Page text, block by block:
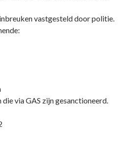
vastgesteld door politie.
via GAS zijn gesanctioneerd.